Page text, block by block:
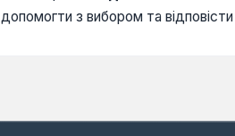
з вибором та